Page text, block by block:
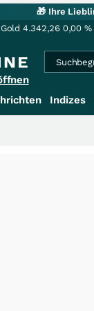
🎁 Ihre
Gold 4.342,26 0,00 %
Indizes